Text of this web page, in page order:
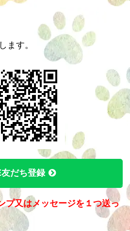
ます。
友だち登録
プ又はメッセージを１つ送っ